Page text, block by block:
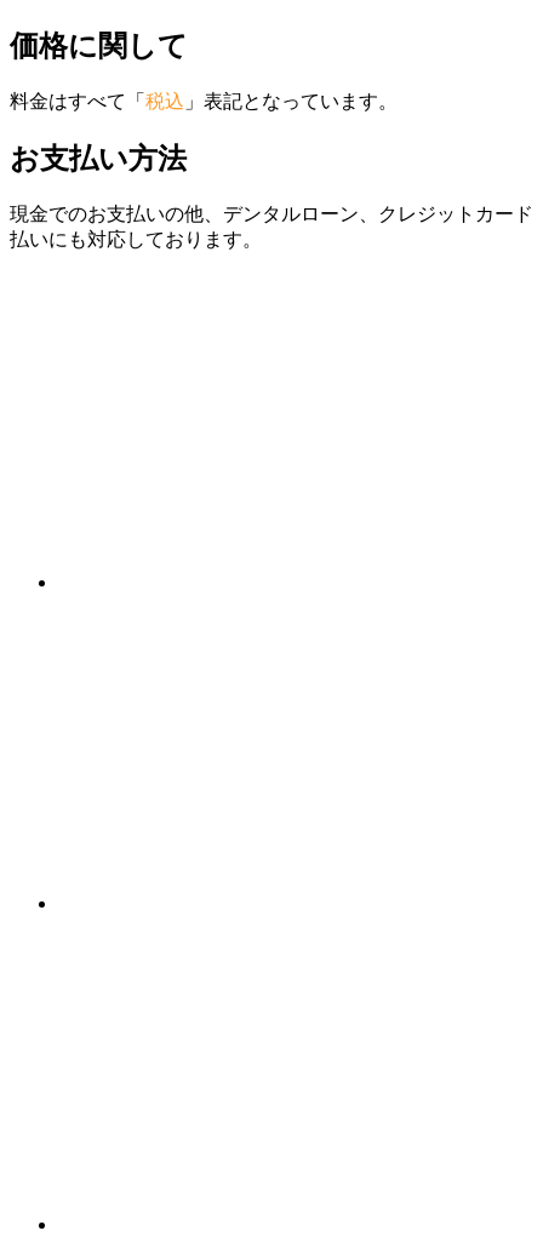
価格に関して
料金はすべて「 税込 」表記となっています。
お支払い方法
現金でのお支払いの他、デンタルローン、クレジットカード
払いにも対応しております。